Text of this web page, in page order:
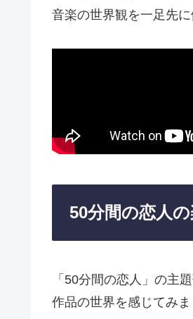
音楽の世界観を一足先に
50分間の恋人の
「50分間の恋人」の主
作品の世界を感じてみま